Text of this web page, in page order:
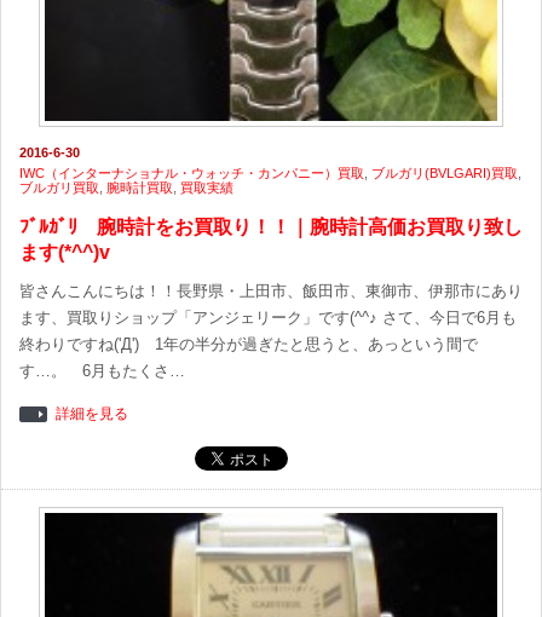
2016-6-30
IWC（インターナショナル・ウォッチ・カンパニー）買取
ブルガリ(BVLGARI)買取
ブルガリ買取
腕時計買取 買取実績
ﾌﾞﾙｶﾞﾘ 腕時計をお買取り！！｜腕時計高価お買取り致し
ます(*^^)v
皆さんこんにちは！！長野県・上田市、飯田市、東御市、伊那市にあり
ます、買取りショップ「アンジェリーク」です(^^♪ さて、今日で6月も
終わりですね('Д') 1年の半分が過ぎたと思うと、あっという間で
す…。 6月もたくさ…
詳細を見る